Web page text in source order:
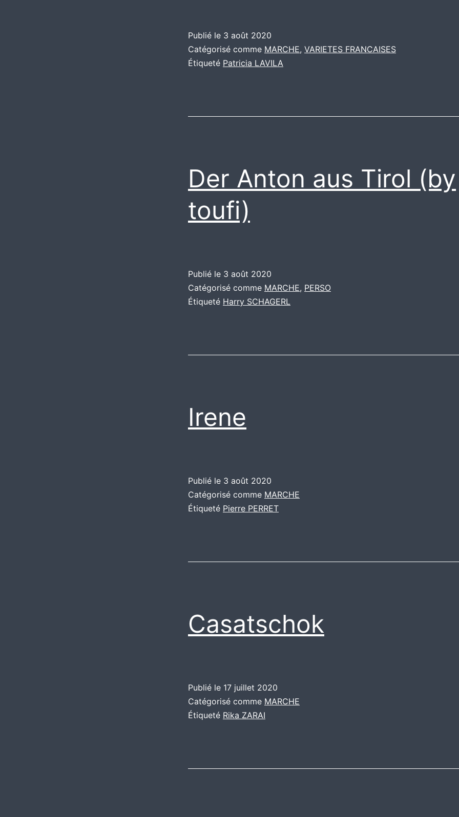
Publié le 3 août 2020
Catégorisé comme MARCHE, VARIETES FRANCAISES
Étiqueté Patricia LAVILA
Der Anton aus Tirol (by
toufi)
Publié le 3 août 2020
Catégorisé comme MARCHE, PERSO
Étiqueté Harry SCHAGERL
Irene
Publié le 3 août 2020
Catégorisé comme MARCHE
Étiqueté Pierre PERRET
Casatschok
Publié le 17 juillet 2020
Catégorisé comme MARCHE
Étiqueté Rika ZARAI